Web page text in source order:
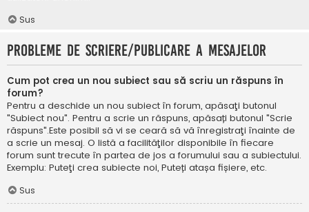
Sus
Probleme de scriere/publicare a mesajelor
Cum pot crea un nou subiect sau să scriu un răspuns în
forum?
Pentru a deschide un nou subiect în forum, apăsaţi butonul
"Subiect nou". Pentru a scrie un răspuns, apăsați butonul "Scrie
răspuns".Este posibil să vi se ceară să vă înregistraţi înainte de
a scrie un mesaj. O listă a facilităţilor disponibile în fiecare
forum sunt trecute în partea de jos a forumului sau a subiectului.
Exemplu: Puteţi crea subiecte noi, Puteți atașa fișiere, etc.
Sus